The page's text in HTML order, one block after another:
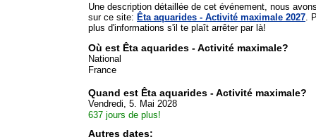
Une description détaillée de cet événement, nous
sur ce site: Êta aquarides - Activité maximale 2027 .
plus d'informations s'il te plaît arrêter par là!
Où est Êta aquarides - Activité maximale?
National
France
Quand est Êta aquarides - Activité maximale?
Vendredi, 5. Mai 2028
637 jours de plus!
Autres dates: